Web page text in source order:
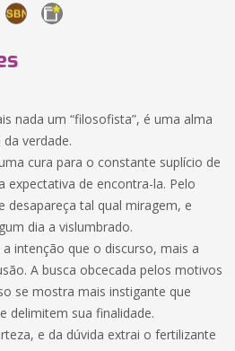
nada um “filosofista”, é uma alma
verdade.
cura para o constante suplício de
expectativa de encontra-la. Pelo
desapareça tal qual miragem, e
dia a vislumbrado.
intenção que o discurso, mais a
A busca obcecada pelos motivos
se mostra mais instigante que
delimitem sua finalidade.
e da dúvida extrai o fertilizante